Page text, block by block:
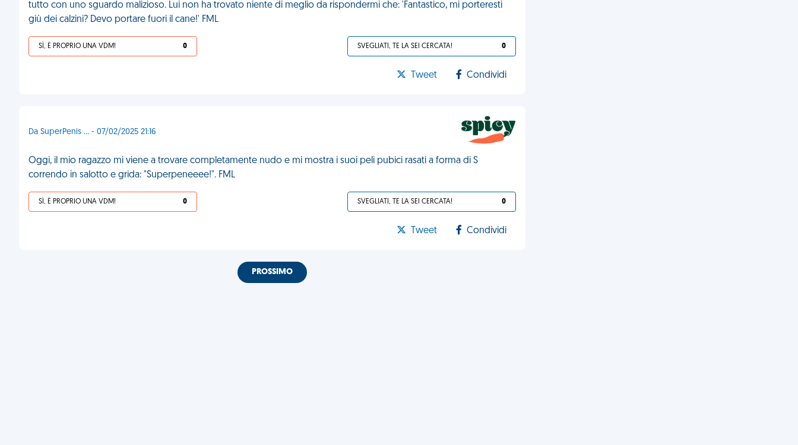
tutto con uno sguardo malizioso. Lui non ha trovato niente di meglio da rispondermi che: 'Fantastico, mi porteresti
giù dei calzini? Devo portare fuori il cane!' FML
SÌ, È PROPRIO UNA VDM! 0 SVEGLIATI, TE LA SEI CERCATA! 0
Tweet Condividi
Da SuperPenis ... - 07/02/2025 21:16
Oggi, il mio ragazzo mi viene a trovare completamente nudo e mi mostra i suoi peli pubici rasati a forma di S
correndo in salotto e grida: "Superpeneeee!". FML
SÌ, È PROPRIO UNA VDM! 0 SVEGLIATI, TE LA SEI CERCATA! 0
Tweet Condividi
PROSSIMO